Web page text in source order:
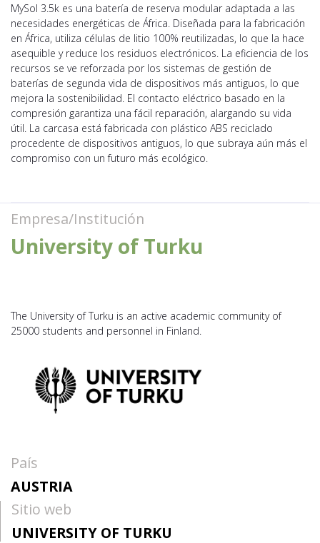
MySol 3.5k es una batería de reserva modular adaptada a las
necesidades energéticas de África. Diseñada para la fabricación
en África, utiliza células de litio 100% reutilizadas, lo que la hace
asequible y reduce los residuos electrónicos. La eficiencia de los
recursos se ve reforzada por los sistemas de gestión de
baterías de segunda vida de dispositivos más antiguos, lo que
mejora la sostenibilidad. El contacto eléctrico basado en la
compresión garantiza una fácil reparación, alargando su vida
útil. La carcasa está fabricada con plástico ABS reciclado
procedente de dispositivos antiguos, lo que subraya aún más el
compromiso con un futuro más ecológico.
Empresa/Institución
University of Turku
The University of Turku is an active academic community of
25000 students and personnel in Finland.
País
AUSTRIA
Sitio web
UNIVERSITY OF TURKU